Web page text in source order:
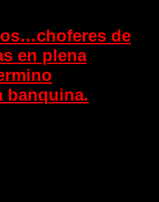
de
en plena
banquina.